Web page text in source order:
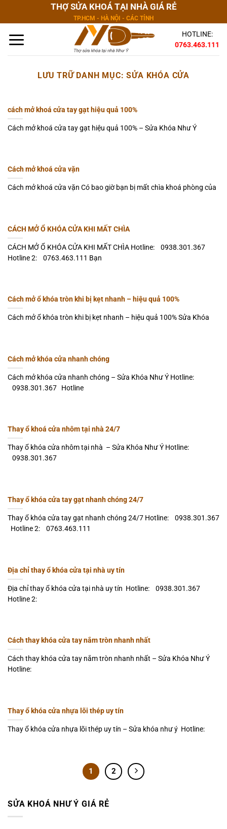
dung
THỢ SỬA KHOÁ TẠI NHÀ GIÁ RẺ
TP.HCM - HÀ NỘI - CÁC TỈNH
HOTLINE:
0763.463.111
LƯU TRỮ DANH MỤC:SỬA KHÓA CỬA
cách mở khoá cửa tay gạt hiệu quả 100%
Cách mở khoá cửa tay gạt hiệu quả 100% – Sửa Khóa Như Ý
Cách mở khoá cửa vặn
Cách mở khoá cửa vặn Có bao giờ bạn bị mất chìa khoá phòng của
CÁCH MỞ Ổ KHÓA CỬA KHI MẤT CHÌA
CÁCH MỞ Ổ KHÓA CỬA KHI MẤT CHÌA Hotline: 0938.301.367
Hotline 2: 0763.463.111 Bạn
Cách mở ổ khóa tròn khi bị kẹt nhanh – hiệu quả 100%
Cách mở ổ khóa tròn khi bị kẹt nhanh – hiệu quả 100% Sửa Khóa
Cách mở khóa cửa nhanh chóng
Cách mở khóa cửa nhanh chóng – Sửa Khóa Như Ý Hotline:
0938.301.367 Hotline
Thay ổ khoá cửa nhôm tại nhà 24/7
Thay ổ khóa cửa nhôm tại nhà – Sửa Khóa Như Ý Hotline:
0938.301.367
Thay ổ khóa cửa tay gạt nhanh chóng 24/7
Thay ổ khóa cửa tay gạt nhanh chóng 24/7 Hotline: 0938.301.367
Hotline 2: 0763.463.111
Địa chỉ thay ổ khóa cửa tại nhà uy tín
Địa chỉ thay ổ khóa cửa tại nhà uy tín Hotline: 0938.301.367
Hotline 2:
Cách thay khóa cửa tay nắm tròn nhanh nhất
Cách thay khóa cửa tay nắm tròn nhanh nhất – Sửa Khóa Như Ý
Hotline:
Thay ổ khóa cửa nhựa lõi thép uy tín
Thay ổ khóa cửa nhựa lõi thép uy tín – Sửa khóa như ý Hotline:
1 2
SỬA KHOÁ NHƯ Ý GIÁ RẺ